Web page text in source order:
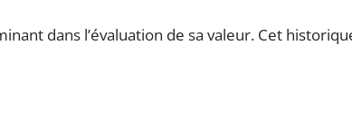
dans l’évaluation de sa valeur. Cet